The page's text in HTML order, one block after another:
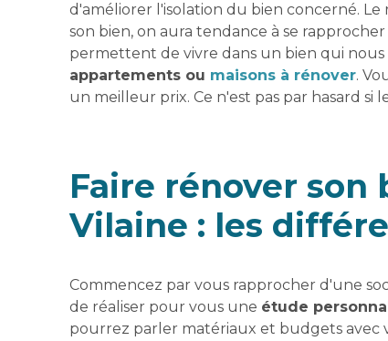
d'améliorer l'isolation du bien concerné. Le
son bien, on aura tendance à se
permettent de vivre dans un bien qui
appartements ou maisons à rénover.
un meilleur prix. Ce n'est pas par hasard si
Faire rénover
Vilaine : les
Commencez par vous rapprocher d'une
de réaliser pour vous une étude
pourrez parler matériaux et budgets avec